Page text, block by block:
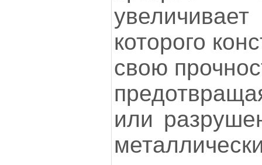
которого
свою
или